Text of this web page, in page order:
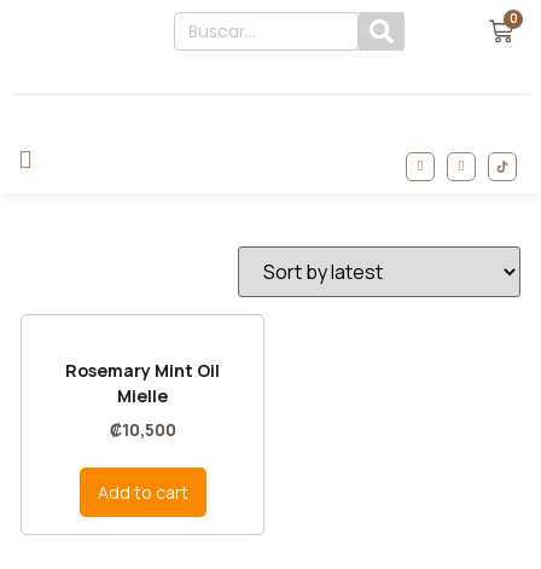
0
Rosemary Mint Oil
Mielle
₡10,500
Add to cart